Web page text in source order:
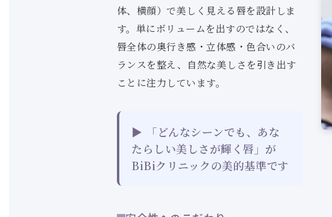
体、横顔）で美しく見える唇を設計しま
す。単にボリュームを出すのではなく、
唇全体の奥行き感・立体感・色合いのバ
ランスを整え、自然な美しさを引き出す
ことに注力しています。
▶ 「どんなシーンでも、あな
たらしい美しさが輝く唇」が
BiBiクリニックの美的基準です